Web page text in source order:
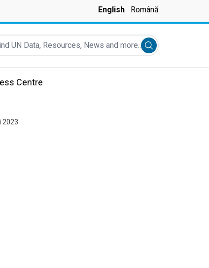
English Română
UN Data, Resources, News and more...
Submit search
Centre
2023